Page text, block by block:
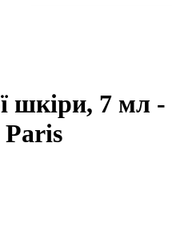
шкіри, 7 мл -